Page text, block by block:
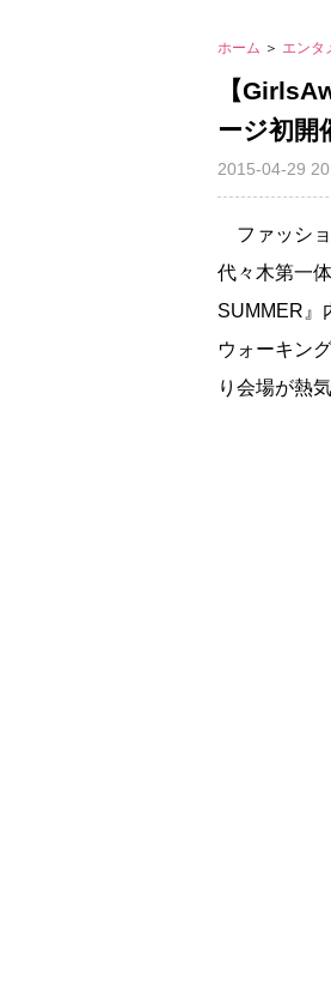
ホーム ＞ エンタ
【
ージ初開
2015-04-29
ファッショ
代々木第一
SUMMER』
ウォーキン
り会場が熱